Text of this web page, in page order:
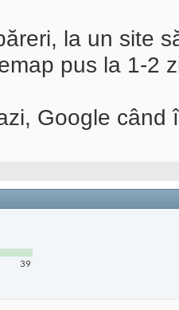
la un site
pus la 1-2
Google când
39